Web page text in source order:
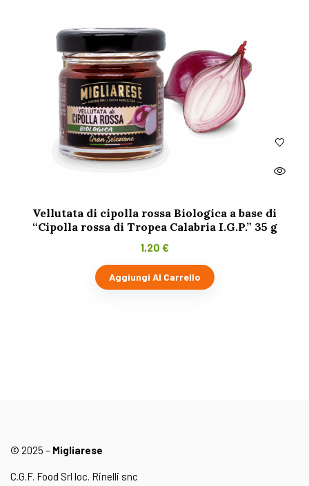
Vellutata di cipolla rossa Biologica a base di
“Cipolla rossa di Tropea Calabria I.G.P.” 35 g
1,20 €
Aggiungi Al Carrello
© 2025 – Migliarese
C.G.F. Food Srl loc. Rinelli snc